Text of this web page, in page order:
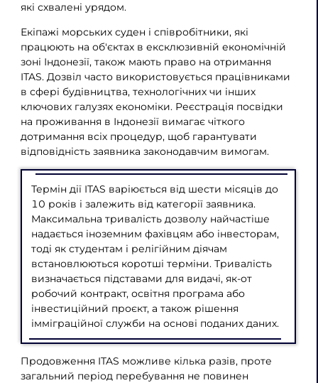
які схвалені урядом.
Екіпажі морських суден і співробітники, які
працюють на об'єктах в ексклюзивній економічній
зоні Індонезії, також мають право на отримання
ITAS. Дозвіл часто використовується працівниками
в сфері будівництва, технологічних чи інших
ключових галузях економіки. Реєстрація посвідки
на проживання в Індонезії вимагає чіткого
дотримання всіх процедур, щоб гарантувати
відповідність заявника законодавчим вимогам.
Термін дії ITAS варіюється від шести місяців до
10 років і залежить від категорії заявника.
Максимальна тривалість дозволу найчастіше
надається іноземним фахівцям або інвесторам,
тоді як студентам і релігійним діячам
встановлюються коротші терміни. Тривалість
визначається підставами для видачі, як-от
робочий контракт, освітня програма або
інвестиційний проєкт, а також рішення
імміграційної служби на основі поданих даних.
Продовження ITAS можливе кілька разів, проте
загальний період перебування не повинен